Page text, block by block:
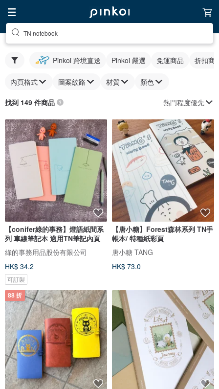
TN notebook
Pinkoi 跨境直送 Pinkoi 嚴選 免運商品 折扣商
內頁格式 圖案紋路 材質 顏色
找到 149 件商品 熱門程度優先
【conifer綠的事務】燈語紙間系
列 車線筆記本 適用TN筆記內頁
綠的事務用品股份有限公司
HK$ 34.2
可訂製
【唐小糖】Forest森林系列 TN手
帳本/ 特種紙彩頁
唐小糖 TANG
HK$ 73.0
88 折